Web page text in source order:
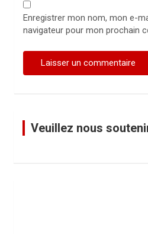
Enregistrer mon nom, mon e-
navigateur pour mon prochain
Veuillez nous